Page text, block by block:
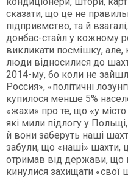
сказати, що це не
підприємство, та й
донбас-стайл у кожному
викликати посмішку, але,
люди відносилися до
2014-му, бо коли не
Россия», «політичні
купилося менше 5%
«жахи» про те, що «у
які мили підлогу у
й вони заберуть наші
забули, що «наші» шахти,
отримав від держави, що
кинулися захищати «свої